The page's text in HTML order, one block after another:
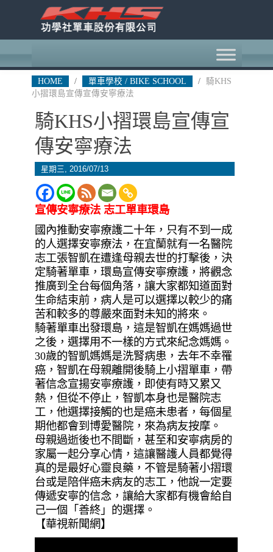
HOME / 單車學校 / BIKE SCHOOL /
騎KHS
小摺環島宣傳宣傳安寧療法
騎KHS小摺環島宣傳宣
傳安寧療法
星期三, 2016/07/13
宣傳安寧療法 志工單車環島
國內推動安寧療護二十年，只有不到一成
的人選擇安寧療法，在宜蘭就有一名醫院
志工張智凱在遭逢母親去世的打擊後，決
定騎著單車，環島宣傳安寧療護，將觀念
推廣到全台每個角落，讓大家都知道面對
生命結束前，病人是可以選擇以較少的痛
苦和較多的尊嚴來面對未知的將來。
騎著單車出發環島，這是智凱在媽媽過世
之後，選擇用不一樣的方式來紀念媽媽。
30歲的智凱媽媽是洗腎病患，去年不幸罹
癌，智凱在母親離開後騎上小摺單車，帶
著信念宣揚安寧療護，即使有時又累又
熱，但從不停止，智凱本身也是醫院志
工，他選擇接觸的也是癌未患者，每個星
期他都會到博愛醫院，來為病友按摩。
母親過逝後也不間斷，甚至和安寧病房的
家屬一起分享心情，這讓醫護人員都覺得
真的是最好心靈良藥，不管是騎著小摺環
台或是陪伴癌未病友的志工，他說一定要
傳遞安寧的信念，讓給大家都有機會給自
己一個「善終」的選擇。
【華視新聞網】